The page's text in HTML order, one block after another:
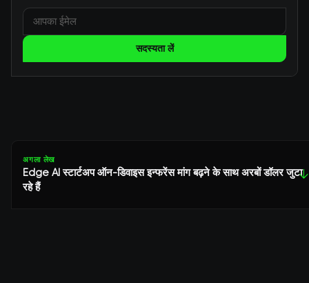
सदस्यता लें
अगला लेख
Edge AI स्टार्टअप ऑन-डिवाइस इन्फरेंस मांग बढ़ने के साथ अरबों डॉलर जुटा
रहे हैं
↓